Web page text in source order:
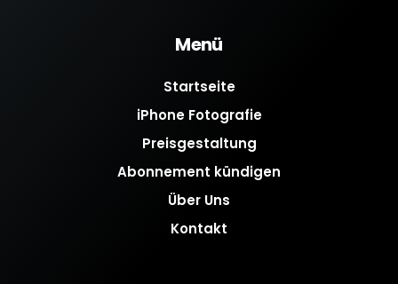
Menü
Startseite
iPhone Fotografie
Preisgestaltung
Abonnement kündigen
Über Uns
Kontakt